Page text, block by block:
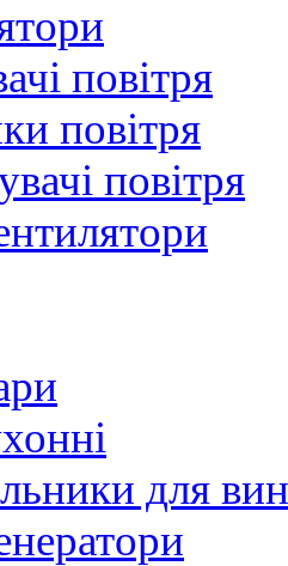
повітря
повітря
повітря
для